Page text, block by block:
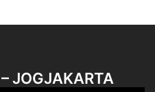
JOGJAKARTA